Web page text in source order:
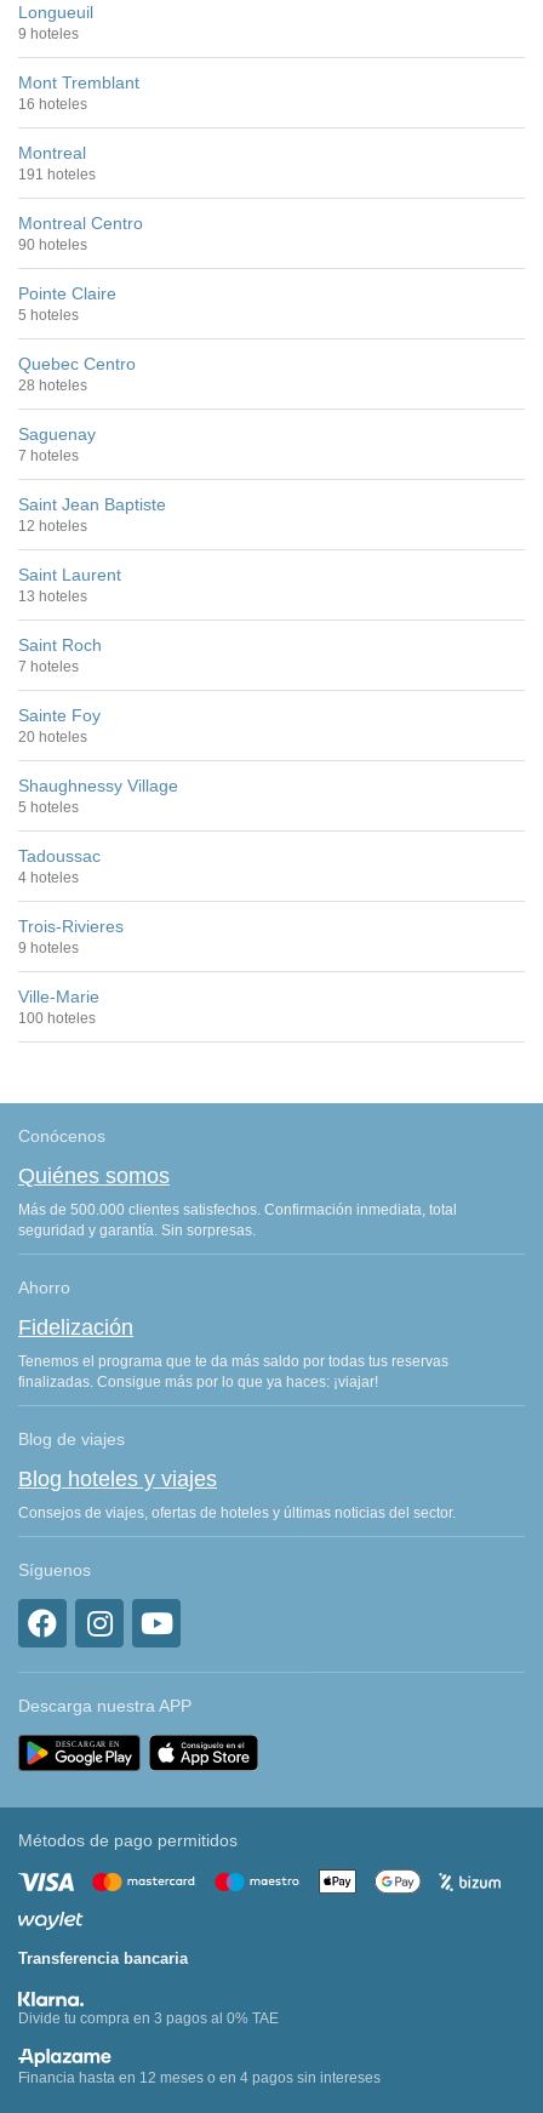
Longueuil
9 hoteles
Mont Tremblant
16 hoteles
Montreal
191 hoteles
Montreal Centro
90 hoteles
Pointe Claire
5 hoteles
Quebec Centro
28 hoteles
Saguenay
7 hoteles
Saint Jean Baptiste
12 hoteles
Saint Laurent
13 hoteles
Saint Roch
7 hoteles
Sainte Foy
20 hoteles
Shaughnessy Village
5 hoteles
Tadoussac
4 hoteles
Trois-Rivieres
9 hoteles
Ville-Marie
100 hoteles
Conócenos
Quiénes somos
Más de 500.000 clientes satisfechos. Confirmación inmediata, total
seguridad y garantía. Sin sorpresas.
Ahorro
Fidelización
Tenemos el programa que te da más saldo por todas tus reservas
finalizadas. Consigue más por lo que ya haces: ¡viajar!
Blog de viajes
Blog hoteles y viajes
Consejos de viajes, ofertas de hoteles y últimas noticias del sector.
Síguenos
Descarga nuestra APP
Métodos de pago permitidos
Transferencia bancaria
Divide tu compra en 3 pagos al 0% TAE
Financia hasta en 12 meses o en 4 pagos sin intereses